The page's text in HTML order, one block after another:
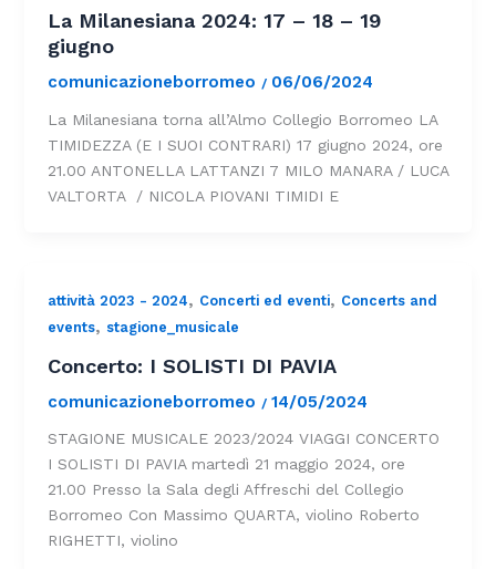
La Milanesiana 2024: 17 – 18 – 19
giugno
comunicazioneborromeo / 06/06/2024
La Milanesiana torna all’Almo Collegio Borromeo LA
TIMIDEZZA (E I SUOI CONTRARI) 17 giugno 2024, ore
21.00 ANTONELLA LATTANZI 7 MILO MANARA / LUCA
VALTORTA / NICOLA PIOVANI TIMIDI E
attività 2023 - 2024, Concerti ed eventi, Concerts and
events, stagione_musicale
Concerto: I SOLISTI DI PAVIA
comunicazioneborromeo / 14/05/2024
STAGIONE MUSICALE 2023/2024 VIAGGI CONCERTO
I SOLISTI DI PAVIA martedì 21 maggio 2024, ore
21.00 Presso la Sala degli Affreschi del Collegio
Borromeo Con Massimo QUARTA, violino Roberto
RIGHETTI, violino